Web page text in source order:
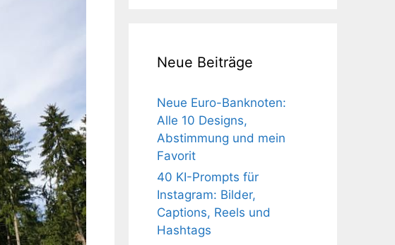
Neue Beiträge
Neue Euro-Banknoten:
Alle 10 Designs,
Abstimmung und mein
Favorit
40 KI-Prompts für
Instagram: Bilder,
Captions, Reels und
Hashtags